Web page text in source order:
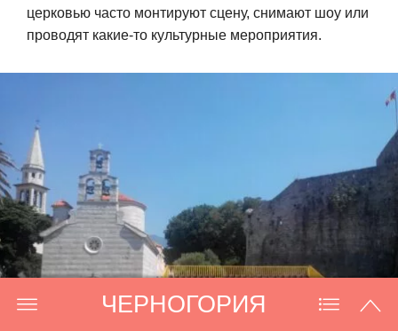
ЧЕРНОГОРИЯ
церковью часто монтируют сцену, снимают шоу или
проводят какие-то культурные мероприятия.